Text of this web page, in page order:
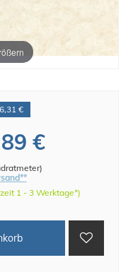
€
€
)
1 - 3 Werktage*)